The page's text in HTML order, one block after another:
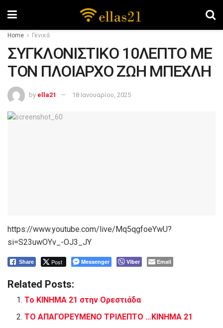
Home Γενικά
ΣΥΓΚΛΟΝΙΣΤΙΚΟ 10ΛΕΠΤΟ ΜΕ
ΤΟΝ ΠΛΟΙΑΡΧΟ ΖΩΗ ΜΠΕΧΛΗ
by ella21 18 Ιανουαρίου, 2025
https://www.youtube.com/live/Mq5qgfoeYwU?
si=S23uwOYv_-OJ3_JY
Share Post Messenger Viber Email
Related Posts:
Το ΚΙΝΗΜΑ 21 στην Ορεστιάδα
ΤΟ ΑΠΑΓΟΡΕΥΜΕΝΟ ΤΡΙΛΕΠΤΟ …ΚΙΝΗΜΑ 21